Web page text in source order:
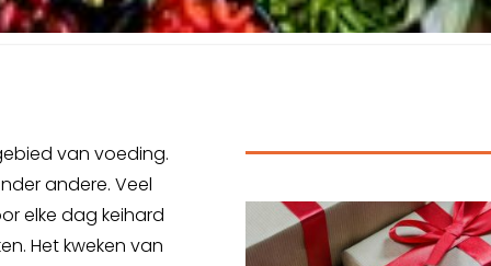
van voeding.
andere. Veel
elke dag keihard
Het kweken van